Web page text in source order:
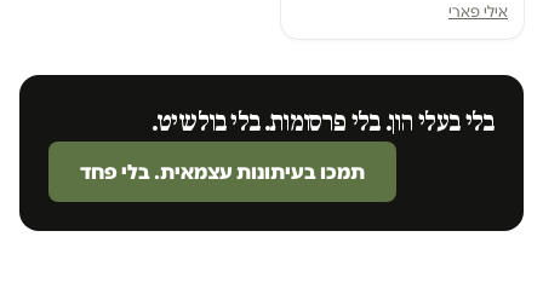
אילי פארי
בלי בעלי הון. בלי פרסומות. בלי בולשיט.
תמכו בעיתונות עצמאית. בלי פחד